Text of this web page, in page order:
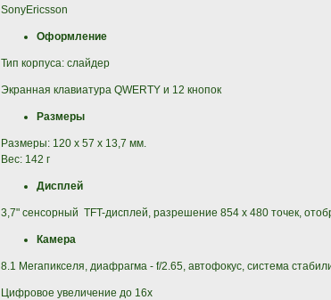
SonyEricsson
Оформление
Тип корпуса: слайдер
Экранная клавиатура QWERTY и 12 кнопок
Размеры
Размеры: 120 x 57 x 13,7 мм.
Вес: 142 г
Дисплей
3,7" сенсорный TFT-дисплей, разрешение 854 x 480 точек,
Камера
8.1 Мегапикселя, диафрагма - f/2.65, автофокус, система
Цифровое увеличение до 16x